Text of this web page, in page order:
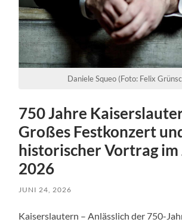
Daniele Squeo (Foto: Felix
750 Jahre
Großes Festkonzert
historischer Vortrag im
2026
JUNI 24, 2026
Kaiserslautern – Anlässlich der 750-